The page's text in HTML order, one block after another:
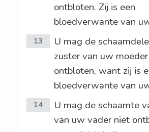
ontbloten. Zij is een
bloedverwante van
13
U mag de
zuster van uw
ontbloten, want zij is
bloedverwante van
14
U mag de schaamte
van uw vader niet